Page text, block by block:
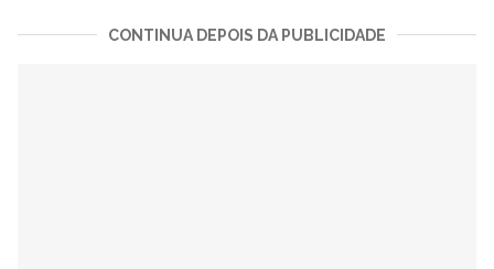
CONTINUA DEPOIS DA PUBLICIDADE